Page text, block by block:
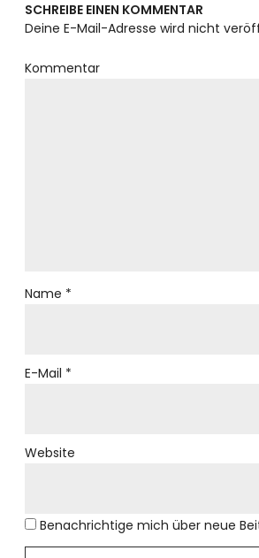
SCHREIBE EINEN KOMMENTAR
Deine E-Mail-Adresse wird nicht
Kommentar
Name *
E-Mail *
Website
Benachrichtige mich über neue